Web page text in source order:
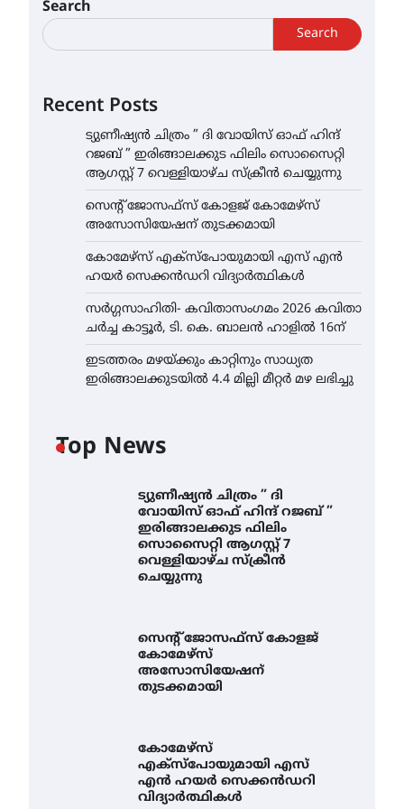
Search
Search
Recent Posts
ട്യുണീഷ്യൻ ചിത്രം ” ദി വോയിസ് ഓഫ് ഹിന്ദ്
റജബ് ” ഇരിങ്ങാലക്കുട ഫിലിം സൊസൈറ്റി
ആഗസ്റ്റ് 7 വെള്ളിയാഴ്ച സ്‌ക്രീൻ ചെയ്യുന്നു
സെന്റ് ജോസഫ്സ് കോളജ് കോമേഴ്‌സ്
അസോസിയേഷന് തുടക്കമായി
കോമേഴ്സ് എക്സ്പോയുമായി എസ് എൻ
ഹയർ സെക്കൻഡറി വിദ്യാർത്ഥികൾ
സർഗ്ഗസാഹിതി- കവിതാസംഗമം 2026 കവിതാ
ചർച്ച കാട്ടൂർ, ടി. കെ. ബാലൻ ഹാളിൽ 16ന്
ഇടത്തരം മഴയ്ക്കും കാറ്റിനും സാധ്യത
ഇരിങ്ങാലക്കുടയിൽ 4.4 മില്ലി മീറ്റർ മഴ ലഭിച്ചു
Top News
ട്യുണീഷ്യൻ ചിത്രം ” ദി
വോയിസ് ഓഫ് ഹിന്ദ് റജബ് ”
ഇരിങ്ങാലക്കുട ഫിലിം
സൊസൈറ്റി ആഗസ്റ്റ് 7
വെള്ളിയാഴ്ച സ്‌ക്രീൻ
ചെയ്യുന്നു
സെന്റ് ജോസഫ്സ് കോളജ്
കോമേഴ്‌സ്
അസോസിയേഷന്
തുടക്കമായി
കോമേഴ്സ്
എക്സ്പോയുമായി എസ്
എൻ ഹയർ സെക്കൻഡറി
വിദ്യാർത്ഥികൾ